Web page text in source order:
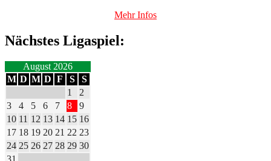
Mehr Infos
Nächstes Ligaspiel:
August 2026
M D M D F S
S
1
2
3
4 5 6 7 8
9
10 11 12 13 14 15 16
17 18 19 20 21 22 23
24 25 26 27 28 29 30
31